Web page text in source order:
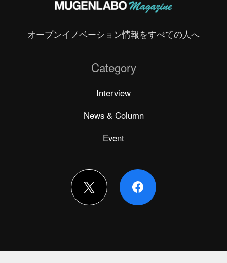
オープンイノベーション情報をすべての人へ
Category
Interview
News & Column
Event